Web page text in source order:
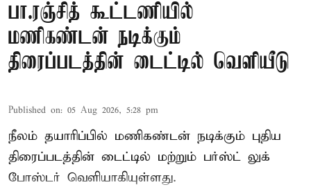
பா.ரஞ்சித் கூட்டணியில்
மணிகண்டன் நடிக்கும்
திரைப்படத்தின் டைட்டில் வெளியீடு
Published on: 05 Aug 2026, 5:28 pm
நீலம் தயாரிப்பில் மணிகண்டன் நடிக்கும் புதிய
திரைப்படத்தின் டைட்டில் மற்றும் பர்ஸ்ட் லுக்
போஸ்டர் வெளியாகியுள்ளது.